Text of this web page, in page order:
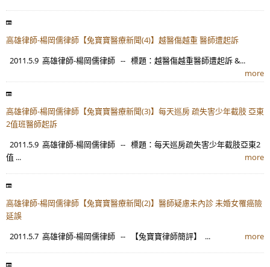
高雄律師-楊岡儒律師【兔寶寶醫療新聞(4)】越醫傷越重 醫師遭起訴
2011.5.9 高雄律師-楊岡儒律師 -- 標題：越醫傷越重醫師遭起訴 &...
more
高雄律師-楊岡儒律師【兔寶寶醫療新聞(3)】每天巡房 疏失害少年截肢 亞東
2值班醫師起訴
2011.5.9 高雄律師-楊岡儒律師 -- 標題：每天巡房疏失害少年截肢亞東2
值 ...
more
高雄律師-楊岡儒律師【兔寶寶醫療新聞(2)】醫師疑慮未內診 未婚女罹癌險
延誤
2011.5.7 高雄律師-楊岡儒律師 -- 【兔寶寶律師簡評】 ...
more